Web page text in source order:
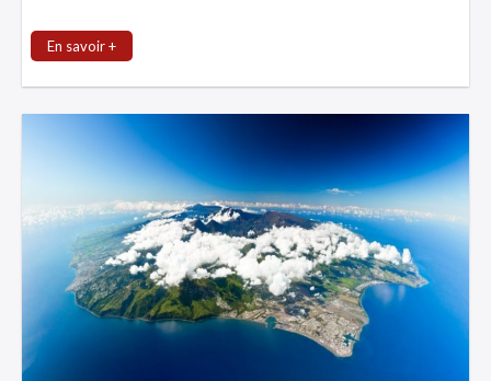
En savoir +